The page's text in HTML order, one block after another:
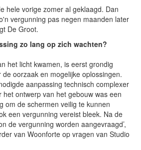
hele vorige zomer al geklaagd. Dan
vergunning pas negen maanden later
De Groot.
zo lang op zich wachten?
het licht kwamen, is eerst grondig
oorzaak en mogelijke oplossingen.
aanpassing technisch complexer
ontwerp van het gebouw was een
om de schermen veilig te kunnen
een vergunning vereist bleek. Na de
de vergunning worden aangevraagd’,
van Woonforte op vragen van Studio